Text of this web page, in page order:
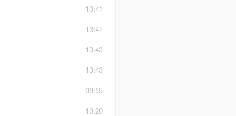
13:41
13:41
13:43
13:43
09:55
10:20